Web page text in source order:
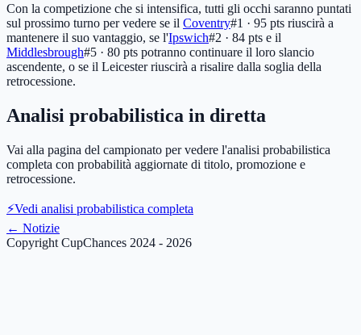
Con la competizione che si intensifica, tutti gli occhi saranno puntati
sul prossimo turno per vedere se il Coventry#1 · 95 pts riuscirà a
mantenere il suo vantaggio, se l'Ipswich#2 · 84 pts e il
Middlesbrough#5 · 80 pts potranno continuare il loro slancio
ascendente, o se il Leicester riuscirà a risalire dalla soglia della
retrocessione.
Analisi probabilistica in diretta
Vai alla pagina del campionato per vedere l'analisi probabilistica
completa con probabilità aggiornate di titolo, promozione e
retrocessione.
⚡Vedi analisi probabilistica completa
← Notizie
Copyright CupChances 2024 - 2026